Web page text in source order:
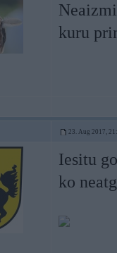
kuru
23. Aug 2017,
Iesitu
ko